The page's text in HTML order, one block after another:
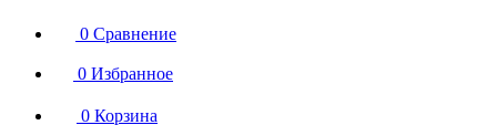
0 Сравнение
0 Избранное
0 Корзина